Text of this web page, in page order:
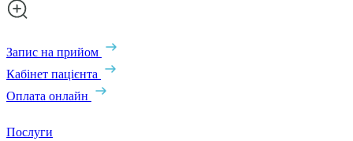
Запис на прийом
Кабінет пацієнта
Оплата онлайн
Послуги